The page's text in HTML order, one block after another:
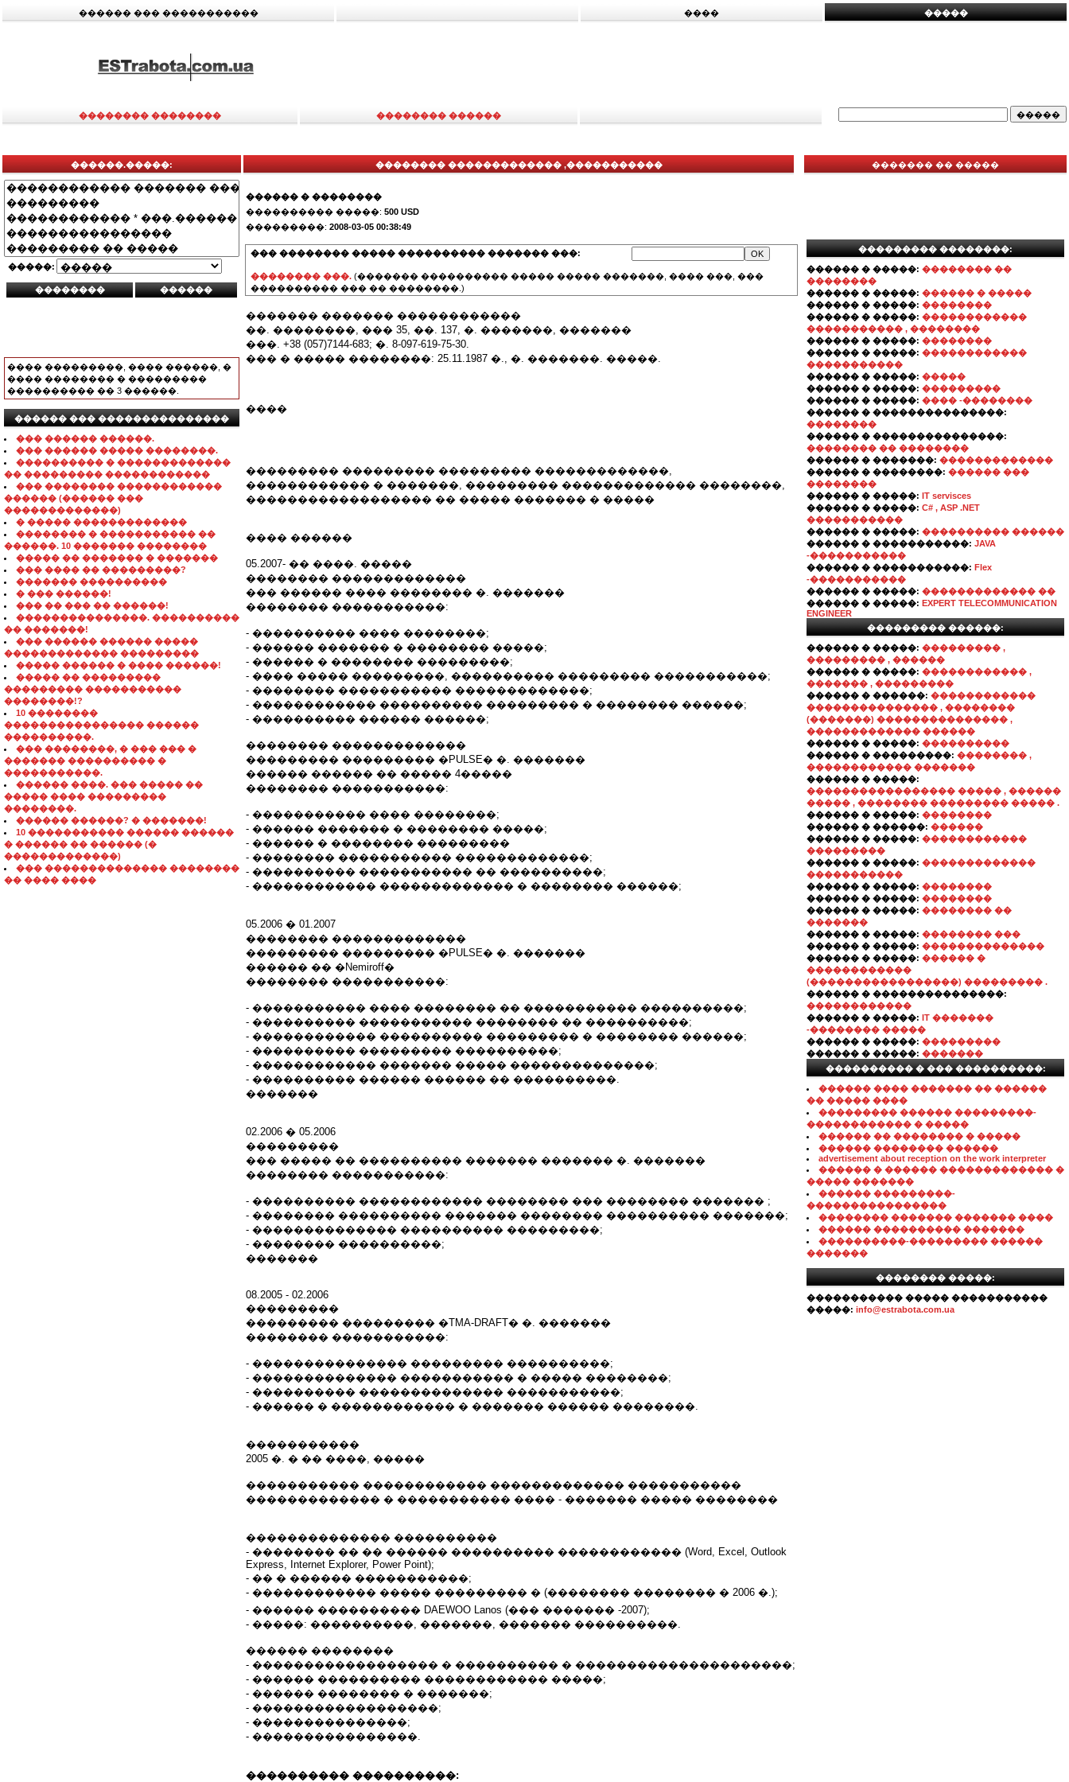
������ ��� ����������� ���� �����
�������� �������� �������� ������
������.�����:
�����:
���� ���������, ���� ������, �
���� �������� � ���������
���������� �� 3 ������.
������ ��� ���������������
��� ������ ������.
��� ������ ����� ��������.
���������� � �������������
�� ��������� ������������
��� �������� ������������
������ (������ ���
�������������)
� ����� �������������
�������� � ����������� ��
������. 10 ������� ��������
����� �� ������� � �������
��� ���� �� ���������?
������� ����������
� ��� ������!
��� �� ��� �� ������!
���������������. ����������
�� �������!
��� ������ ������ �����
������������� ���������
����� ������ � ���� ������!
����� �� ���������
��������� �����������
��������!?
10 ��������
���������������� ������
����������.
��� ��������, � ��� ��� �
������� ���������� �
�����������.
������ ����. ��� ����� ��
����� ���� ���������
��������.
������ ������? � �������!
10 ����������� ������ ������
� ������ �� ������ (�
�������������)
��� �������������� ��������
�� ���� ����
�������� ������������� ,�����������
������ � ��������
���������� �����: 500 USD
���������: 2008-03-05 00:38:49
��� �������� ����� ���������� ������� ���:
�������� ���. (������� ���������� ����� ����� �������, ���� ���, ���
���������� ��� �� ��������.)
������� ������� ������������
��. ��������, ��� 35, ��. 137, �. �������, �������
���. +38 (057)7144-683; �. 8-097-619-75-30.
��� � ����� ��������: 25.11.1987 �., �. �������. �����.
����
��������� ��������� ��������� �������������,
������������ � �������, ��������� ������������� ��������,
������������������ �� ����� ������� � �����
���� ������
05.2007- �� ����. �����
�������� �������������
��� ������ ���� �������� �. �������
�������� �����������:
- ���������� ���� ��������;
- ������ ������� � �������� �����;
- ������ � �������� ���������;
- ���� ����� ���������, ���������� ��������� �����������;
- �������� ����������� �������������;
- ������������ ���������� ��������� � �������� ������;
- ���������� ������ ������;
�������� �������������
��������� ��������� �PULSE� �. �������
������ ������ �� ����� 4�����
�������� �����������:
- ����������� ���� ��������;
- ������ ������� � �������� �����;
- ������ � �������� ���������
- �������� ����������� �������������;
- ���������� ����������� �� ����������;
- ������������ ������������� � �������� ������;
05.2006 � 01.2007
�������� �������������
��������� ��������� �PULSE� �. �������
������ �� �Nemiroff�
�������� �����������:
- ����������� ���� �������� �� ����������� ����������;
- ���������� ����������� �������� �� ����������;
- ������������ ���������� ��������� � �������� ������;
- ���������� ��������� ����������;
- ������������ ������� ����� ��������������;
- ���������� ������ ������ �� ����������.
�������
02.2006 � 05.2006
���������
��� ����� �� ���������� ������� ������� �. �������
�������� �����������:
- ���������� ������������ �������� ��� �������� ������� ;
- �������� ���������� ������� �������� ���������� �������;
- �������������� ���������� ���������;
- �������� ����������;
�������
08.2005 - 02.2006
���������
��������� ��������� �TMA-DRAFT� �. �������
�������� �����������:
- ��������������� ��������� ����������;
- �������������� ����������� � ����� ��������;
- ���������� �������������� �����������;
- ������ � ������������ � ������� ������ ��������.
�����������
2005 �. � �� ����, �����
����������� ������������ ������������� �����������
������������� � ����������� ���� - ������� ����� ��������
�������������� ����������
- �������� �� �� ������ ���������� ������������ (Word, Excel, Outlook
Express, Internet Explorer, Power Point);
- �� � ������ �����������;
- ������������ ����� ��������� � (�������� �������� � 2006 �.);
- ������ ���������� DAEWOO Lanos (��� ������� -2007);
- �����: ����������, �������, ������� ����������.
������ ��������
- ������������������ � ���������� � ���������������������;
- ������ ���������� ������������ �����;
- ������ �������� � �������;
- ������������������;
- ���������������;
- ����������������.
���������� ����������:
������� �� �����
��������� ��������:
������ � �����: �������� ��
��������
������ � �����: ������ � �����
������ � �����: ��������
������ � �����: ������������
����������� , ��������
������ � �����: ��������
������ � �����: ������������
�����������
������ � �����: �����
������ � �����: ���������
������ � �����: ���� -��������
������ � ���������������:
��������
������ � ���������������:
�������� �� ��������
������ � �������: �������������
������ � ��������: ������ ���
��������
������ � �����: IT servisces
������ � �����: C# , ASP .NET
�����������
������ � �����: ���������� ������
������ � �����������: JAVA
-�����������
������ � �����������: Flex
-�����������
������ � �����: ������������� ��
������ � �����: EXPERT TELECOMMUNICATION
ENGINEER
��������� ������:
������ � �����: ��������� ,
��������� , ������
������ � �����: ������������ ,
������� , ���������
������ � ������: ������������
��������������� , ��������
(�������) ��������������� ,
������������� ������
������ � �����: ����������
������ � ���������: �������� ,
������������ �������
������ � �����:
����������������� ����� , ������
����� , �������� ��������� ����� .
������ � �����: ��������
������ � ������: ������
������ � �����: ������������
���������
������ � �����: �������������
�����������
������ � �����: ��������
������ � �����: ��������
������ � �����: �������� ��
�������
������ � �����: �������� ���
������ � �����: ��������������
������ � �����: ������ �
������������
(�����������������) ��������� .
������ � ���������������:
������������
������ � �����: IT �������
-�������� �����
������ � �����: ���������
������ � �����: �������
���������� � ��� ����������:
������ ���� ������� �� ������
�� ����� ����
��������� ������ ���������-
������������ � �����
������ �� �������� � �����
������ �������� ������
advertisement about reception on the work interpreter
������ � ������ ������������� �
����� �������
������ ���������-
����������������
�������� ������� ������� ����
������ ���������� �������
����������-��������� ������
�������
�������� �����:
����������� ����� �����������
�����: info@estrabota.com.ua